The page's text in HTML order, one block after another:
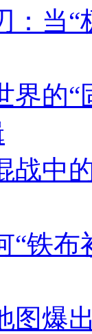
：当“
界的“
战中
“铁布
图爆